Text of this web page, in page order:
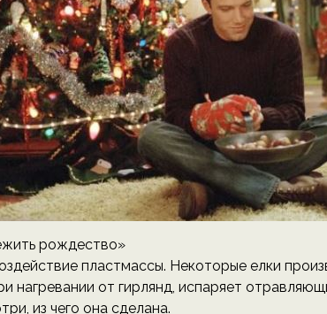
рождество»
пластмассы. Некоторые елки
нагревании от гирлянд, испаряет
из чего она сделана.